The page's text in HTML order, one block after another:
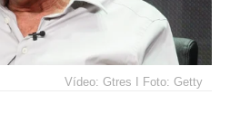
Vídeo: Gtres I Foto: Getty